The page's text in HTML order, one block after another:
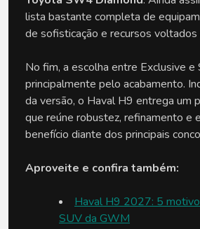
lista bastante completa de
de sofisticação e recursos
No fim, a escolha entre Exclusive e
principalmente pelo acabamento.
da versão, o Haval H9 entrega um
que reúne robustez, refinamento e
benefício diante dos principais
Aproveite e confira também:
Haval H9 2027: 5
SUV da GWM